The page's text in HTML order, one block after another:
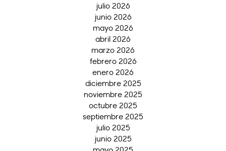
julio 2026
junio 2026
mayo 2026
abril 2026
marzo 2026
febrero 2026
enero 2026
diciembre 2025
noviembre 2025
octubre 2025
septiembre 2025
julio 2025
junio 2025